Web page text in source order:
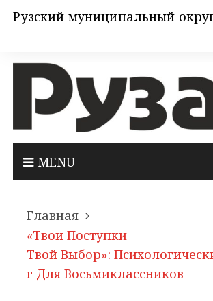
Рузский муниципальный
MENU
Главная
«Твои Поступки —
Твой Выбор»:
Г Для Восьмиклассников